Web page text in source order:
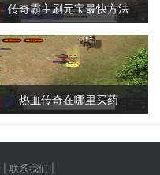
传奇霸主刷元宝最快方法
热血传奇在哪里买药
联系我们 |